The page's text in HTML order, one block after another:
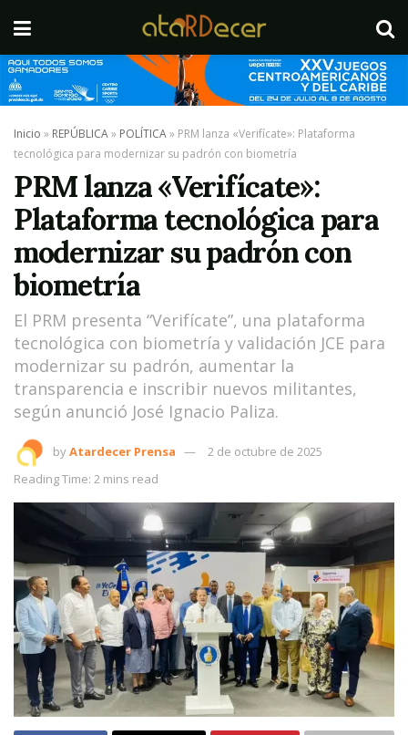
Inicio » REPÚBLICA» POLÍTICA» PRM lanza «Verifícate»: Plataforma
tecnológica para modernizar su padrón con biometría
PRM lanza «Verifícate»:
Plataforma tecnológica para
modernizar su padrón con
biometría
El PRM presenta “Verifícate”, una plataforma
tecnológica con biometría y validación JCE para
modernizar su padrón, aumentar la
transparencia e inscribir nuevos militantes,
según anunció José Ignacio Paliza.
byAtardecer Prensa
2 de octubre de 2025
Reading Time: 2 mins read